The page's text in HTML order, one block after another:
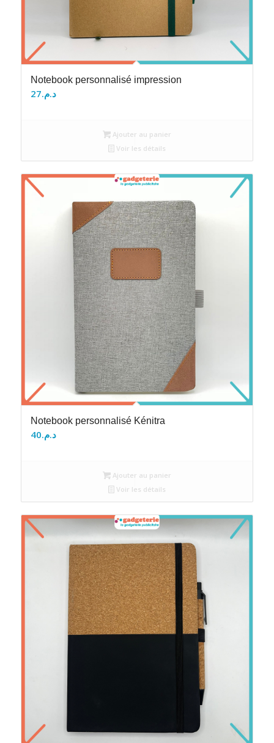
Notebook personnalisé impression
د.م.27
Ajouter au panier
Voir les détails
Notebook personnalisé Kénitra
د.م.40
Ajouter au panier
Voir les détails